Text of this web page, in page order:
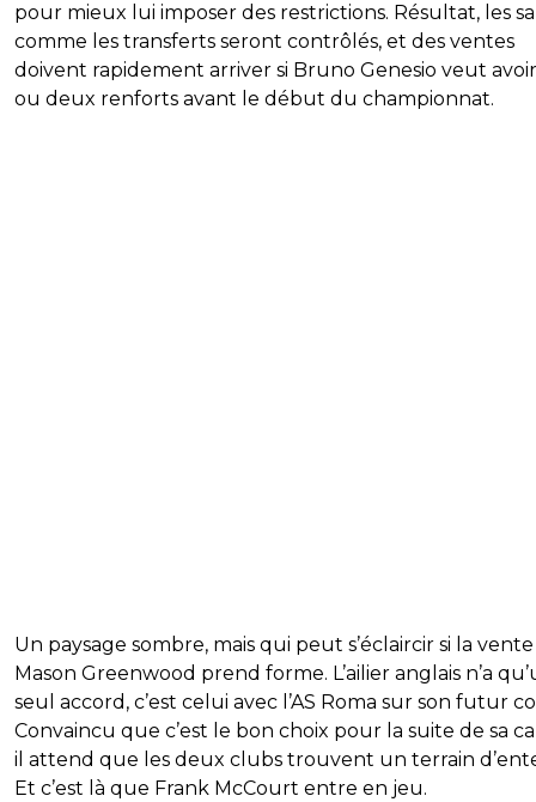
pour mieux lui imposer des restrictions. Résultat, les
comme les transferts seront contrôlés, et des ventes
doivent rapidement arriver si Bruno Genesio veut
ou deux renforts avant le début du championnat.
Un paysage sombre, mais qui peut s’éclaircir si la
Mason Greenwood prend forme. L’ailier anglais n’a
seul accord, c’est celui avec l’AS Roma sur son futur
Convaincu que c’est le bon choix pour la suite de sa
il attend que les deux clubs trouvent un terrain
Et c’est là que Frank McCourt entre en jeu.